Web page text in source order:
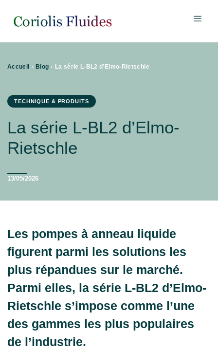
Accueil › Blog › La série L-BL2 d’Elmo-Rietschle
TECHNIQUE & PRODUITS
La série L-BL2 d’Elmo-
Rietschle
13/05/2026
Les pompes à anneau liquide
figurent parmi les solutions les
plus répandues sur le marché.
Parmi elles, la série L-BL2 d’Elmo-
Rietschle s’impose comme l’une
des gammes les plus populaires
de l’industrie.